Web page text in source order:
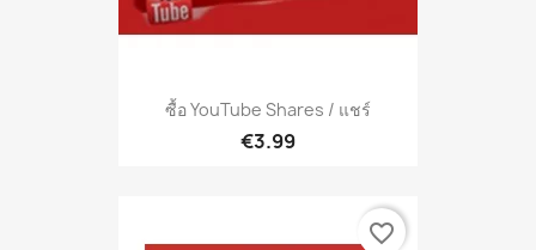
ซื้อ YouTube Shares / แชร์
€3.99
favorite_border